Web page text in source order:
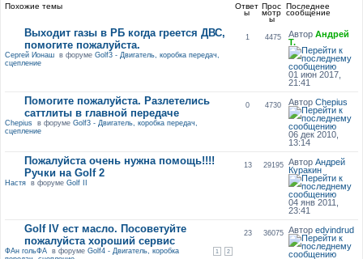
Похожие темы Ответ
ы
Прос
мотр
ы
Последнее
сообщение
Выходит газы в РБ когда греется ДВС,
помогите пожалуйста.
Сергей Ионашв форуме Golf3 - Двигатель, коробка передач,
сцепление
1 4475 АвторАндрей
Т.
01 июн 2017,
21:41
Помогите пожалуйста. Разлетелись
саттлиты в главной передаче
Chepiusв форуме Golf3 - Двигатель, коробка передач,
сцепление
0 4730 АвторChepius
06 дек 2010,
13:14
Пожалуйста очень нужна помощь!!!!
Ручки на Golf 2
Настяв форуме Golf II
13 29195 АвторАндрей
Куракин
04 янв 2011,
23:41
Golf IV ест масло. Посоветуйте
пожалуйста хороший сервис
1 2
ФАн гольФАв форуме Golf4 - Двигатель, коробка
23 36075 Авторedvindrud